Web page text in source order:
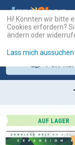
AUF LAGER
Hi! Könnten wir bitte
Cookies erfordern?
ändern oder
Lass mich aussuchen